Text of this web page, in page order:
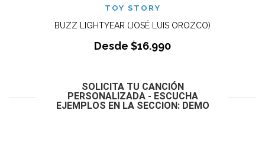
TOY STORY
BUZZ LIGHTYEAR (JOSÉ LUIS OROZCO)
Desde $16.990
SOLICITA TU CANCIÓN
PERSONALIZADA - ESCUCHA
EJEMPLOS EN LA SECCION: DEMO